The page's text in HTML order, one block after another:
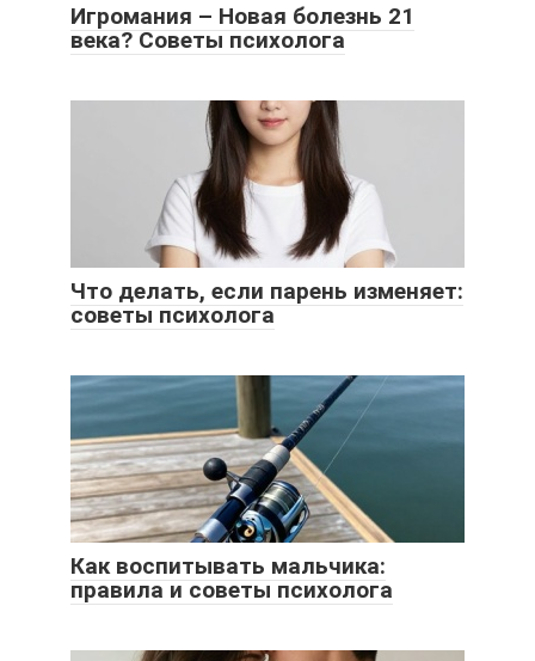
Игромания – Новая болезнь 21
века? Советы психолога
Что делать, если парень изменяет:
советы психолога
Как воспитывать мальчика:
правила и советы психолога